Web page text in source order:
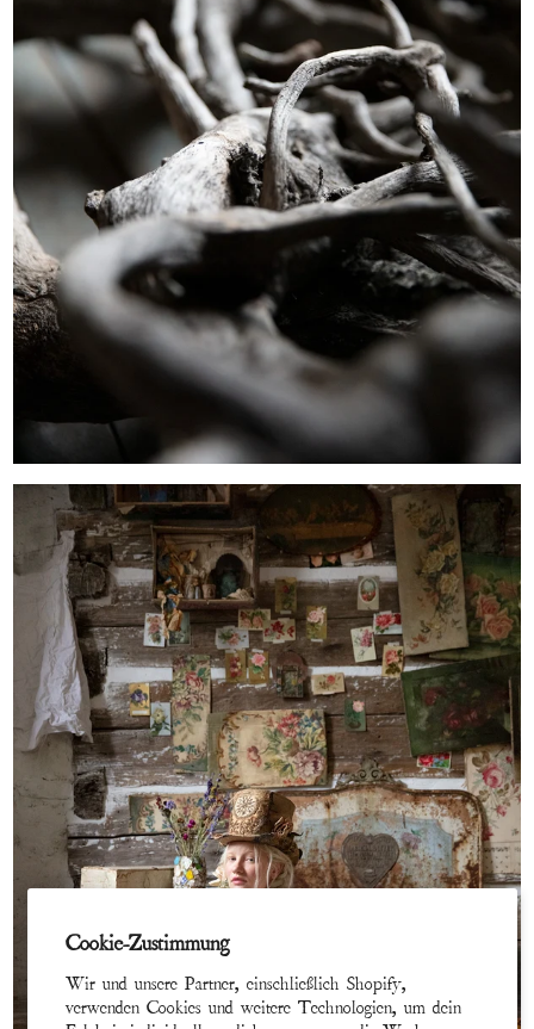
Cookie-Zustimmung
Wir und unsere Partner, einschließlich Shopify,
verwenden Cookies und weitere Technologien, um dein